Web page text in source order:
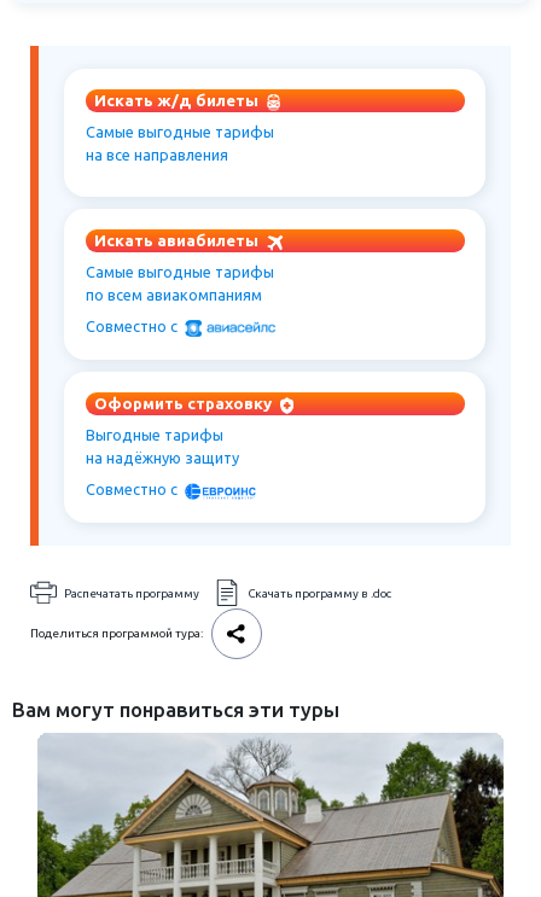
Искать ж/д билеты
Самые выгодные тарифы
на все направления
Искать авиабилеты
Самые выгодные тарифы
по всем авиакомпаниям
Совместно c
Оформить страховку
Выгодные тарифы
на надёжную защиту
Совместно c
Распечатать программу Скачать программу в .doc
Поделиться программой тура:
Вам могут понравиться эти туры